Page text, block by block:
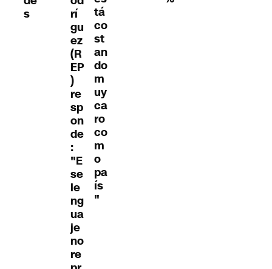
s
rí
gu
ez
(R
EP
)
re
sp
on
de
:
"E
se
le
ng
ua
je
no
re
tá
co
st
an
do
m
uy
ca
ro
co
m
o
pa
ís
"